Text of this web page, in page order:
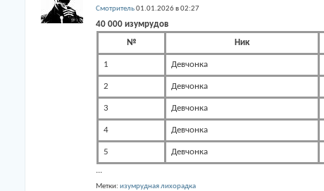
Смотритель01.01.2026 в 02:27
40 000 изумрудов
№
Ник
1 Девчонка
2 Девчонка
3 Девчонка
4 Девчонка
5 Девчонка
...
Метки: изумрудная лихорадка